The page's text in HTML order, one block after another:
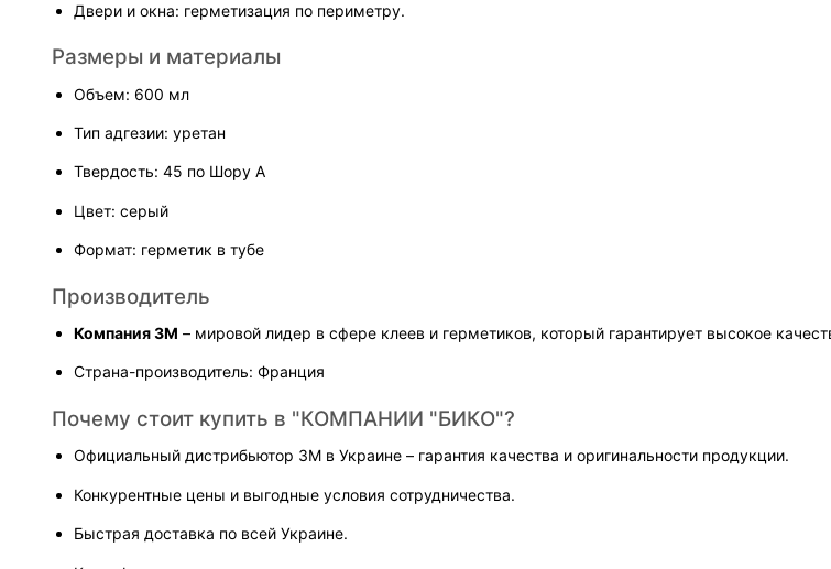
Двери и окна: герметизация по периметру.
Размеры и материалы
Объем: 600 мл
Тип адгезии: уретан
Твердость: 45 по Шору А
Цвет: серый
Формат: герметик в тубе
Производитель
Компания 3M – мировой лидер в сфере клеев и герметиков, который гарантирует высокое
Страна-производитель: Франция
Почему стоит купить в "КОМПАНИИ "БИКО"?
Официальный дистрибьютор 3M в Украине – гарантия качества и оригинальности продукции.
Конкурентные цены и выгодные условия сотрудничества.
Быстрая доставка по всей Украине.